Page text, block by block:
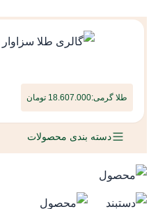
طلا گرمی:18.607.000 تومان
دسته بندی محصولات